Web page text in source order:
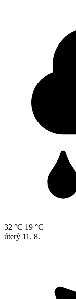
32 °C 19 °C
úterý 11. 8.